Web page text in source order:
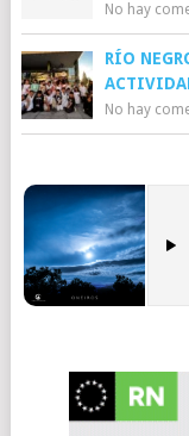
No hay
RÍO
No hay